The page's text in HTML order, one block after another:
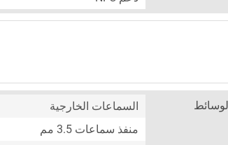
السماعات الخارجية
منفذ سماعات 3.5 مم